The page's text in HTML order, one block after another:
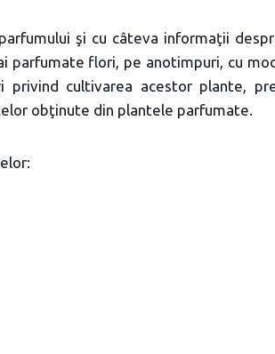
şi cu câteva informaţii
parfumate flori, pe anotimpuri, cu
privind cultivarea acestor plante,
obţinute din plantele parfumate.